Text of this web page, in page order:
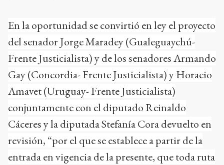
En la oportunidad se convirtió en ley el proyecto
del senador Jorge Maradey (Gualeguaychú-
Frente Justicialista) y de los senadores Armando
Gay (Concordia- Frente Justicialista) y Horacio
Amavet (Uruguay- Frente Justicialista)
conjuntamente con el diputado Reinaldo
Cáceres y la diputada Stefanía Cora devuelto en
revisión, “por el que se establece a partir de la
entrada en vigencia de la presente, que toda ruta